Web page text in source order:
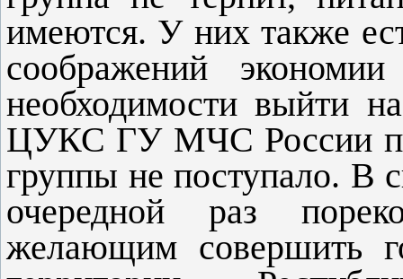
имеются. У них также
соображений
необходимости выйти
ЦУКС ГУ МЧС России по
группы не поступало. В
очередной раз
желающим совершить